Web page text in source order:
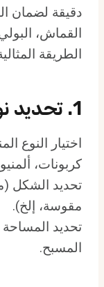
دقيقة لضمان
القماش،
الطريقة
1. تحديد نوع وتصميم المظلة
كربونات،
تحديد الشكل
مقوسة، إلخ).
تحديد
المسبح.